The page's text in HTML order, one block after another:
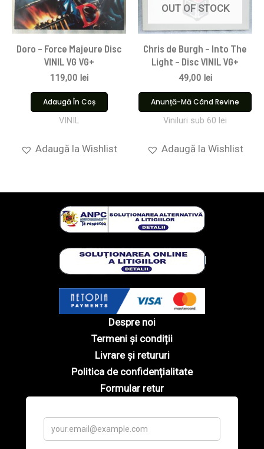
Doro – Force Majeure Disc
VINIL VG VG+
119,00 lei
Adaugă În Coș
VINIL
Adaugă la Wishlist
OUT OF STOCK
Chris de Burgh – Into The
Light – Disc VINIL VG+
49,00 lei
Anunță-Mă Când Revine
Viniluri sub 60 lei
Adaugă la Wishlist
Despre noi
Termeni și condiții
Livrare și retururi
Politica de confidențialitate
Formular retur